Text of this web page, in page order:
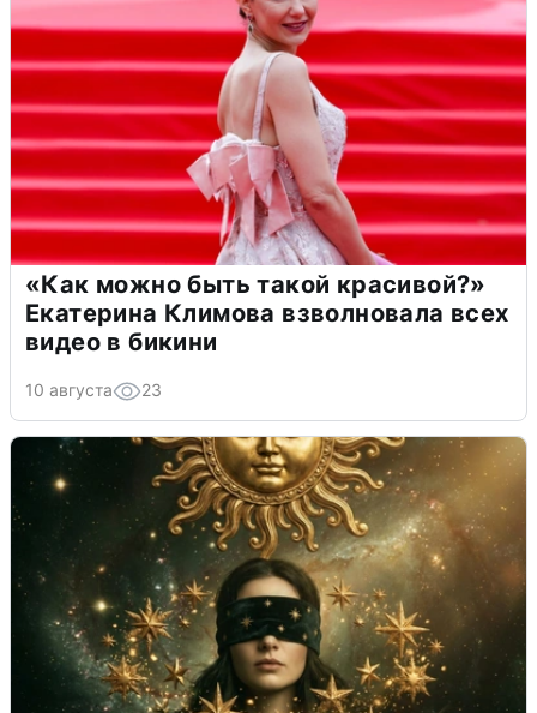
«Как можно быть такой красивой?»
Екатерина Климова взволновала всех
видео в бикини
10 августа 23